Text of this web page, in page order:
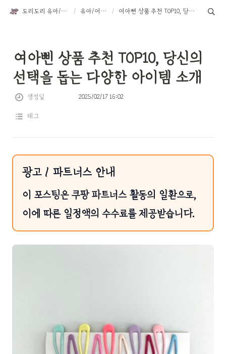
도리도리 유아/어린이 악세서리 / 유아/어린이용품 / 여아삔 상품 추천 TOP10, 당신의 선택을 돕는 다양한 아이템 소개
여아삔 상품 추천 TOP10, 당신의
선택을 돕는 다양한 아이템 소개
생성일 2025/02/17 16:02
태그
광고 / 파트너스 안내
이 포스팅은 쿠팡 파트너스 활동의 일환으로,
이에 따른 일정액의 수수료를 제공받습니다.